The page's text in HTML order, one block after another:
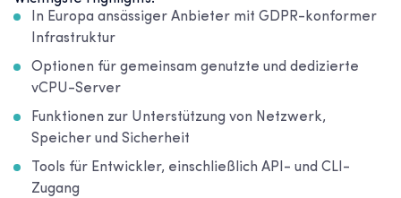
In Europa ansässiger Anbieter mit GDPR-konformer
Infrastruktur
Optionen für gemeinsam genutzte und dedizierte
vCPU-Server
Funktionen zur Unterstützung von Netzwerk,
Speicher und Sicherheit
Tools für Entwickler, einschließlich API- und CLI-
Zugang